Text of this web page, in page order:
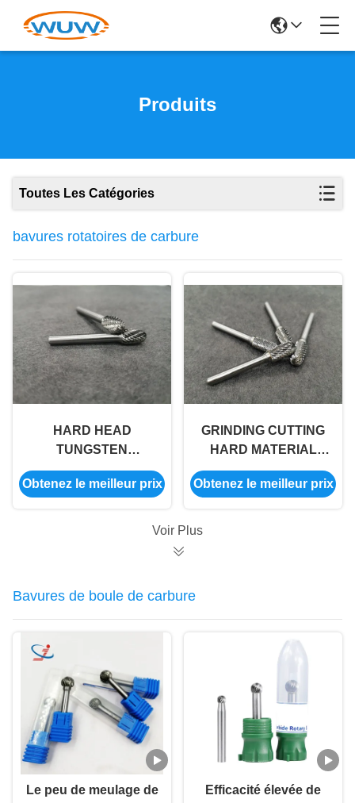
Produits
Toutes Les Catégories
bavures rotatoires de carbure
HARD HEAD
TUNGSTEN
CARBIDE BURRS
LONG LIFE
Obtenez le meilleur prix
GRINDING CUTTING
HARD MATERIAL
METAL SILVER
COLOR CARBIDE
Obtenez le meilleur prix
Voir Plus
Bavures de boule de carbure
Le peu de meulage de
Efficacité élevée de